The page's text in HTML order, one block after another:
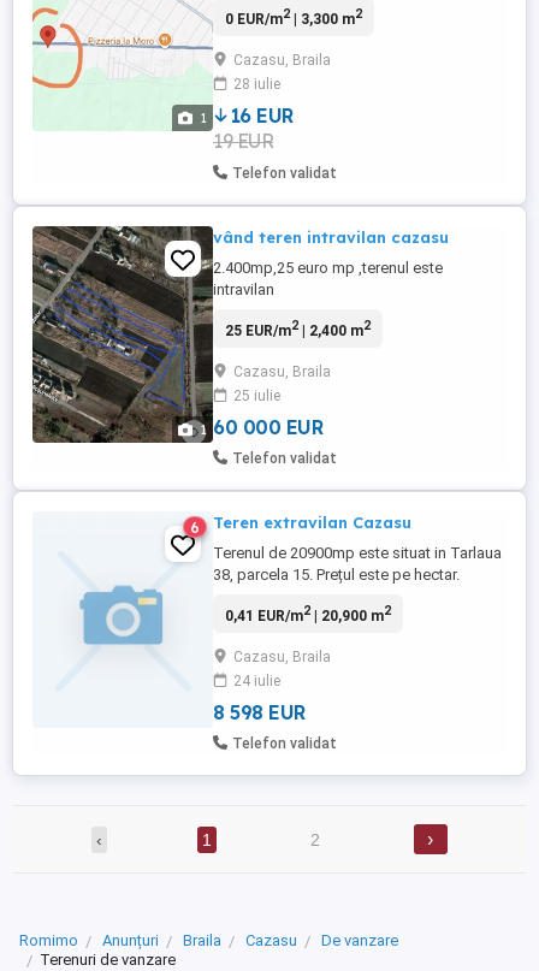
1
Acces la toate utilitățile, apa, gaze, curent.
0 EUR/m2| 3,300 m2
Cazasu, Braila
28 iulie
16 EUR
19 EUR
Telefon validat
1
vând teren intravilan cazasu
2.400mp,25 euro mp ,terenul este
intravilan
25 EUR/m2| 2,400 m2
Cazasu, Braila
25 iulie
60 000 EUR
Telefon validat
6 Teren extravilan Cazasu
Terenul de 20900mp este situat in Tarlaua
38, parcela 15. Prețul este pe hectar.
0,41 EUR/m2| 20,900 m2
Cazasu, Braila
24 iulie
8 598 EUR
Telefon validat
‹ 1 2 ›
Romimo Anunțuri Braila Cazasu
De vanzare
Terenuri de vanzare